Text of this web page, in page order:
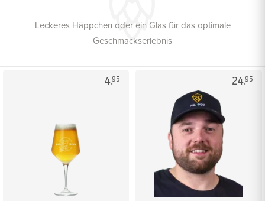
Leckeres Häppchen oder ein Glas für das optimale
Geschmackserlebnis
4.95 24.95